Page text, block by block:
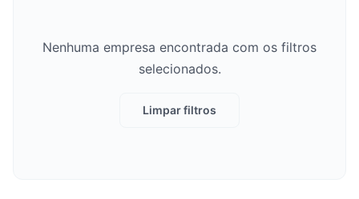
Nenhuma empresa encontrada com os filtros
selecionados.
Limpar filtros